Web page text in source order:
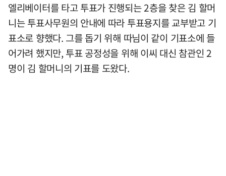
엘리베이터를 타고 투표가 진행되는 2층을 찾은 김 할머
니는 투표사무원의 안내에 따라 투표용지를 교부받고 기
표소로 향했다. 그를 돕기 위해 따님이 같이 기표소에 들
어가려 했지만, 투표 공정성을 위해 이씨 대신 참관인 2
명이 김 할머니의 기표를 도왔다.